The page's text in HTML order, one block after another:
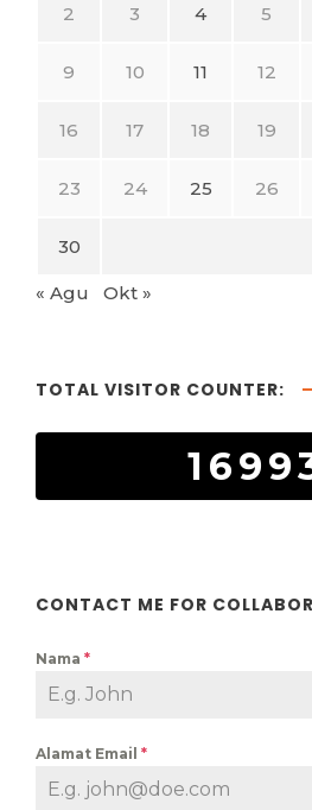
2 3 4 5
9 10 11 12
16 17 18 19
23 24 25 26
30
« Agu Okt »
TOTAL VISITOR COUNTER:
CONTACT ME FOR
Nama *
Alamat Email *